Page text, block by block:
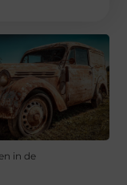
in de